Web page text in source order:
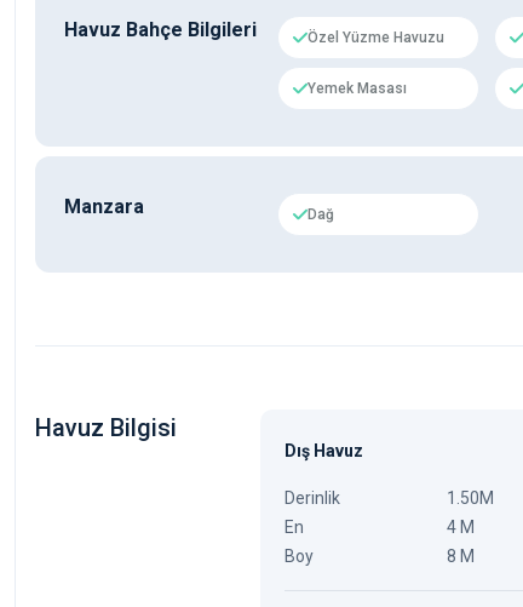
Havuz Bahçe Bilgileri Özel Yüzme Havuzu
Yemek Masası
Manzara Dağ
Havuz Bilgisi
Dış Havuz
Derinlik
1.50M
En
4 M
Boy
8 M